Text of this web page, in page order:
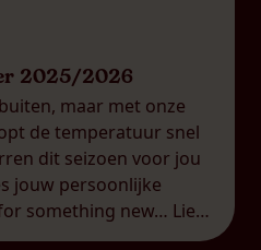
2025/2026
maar met onze
de temperatuur snel
dit seizoen voor jou
jouw persoonlijke
something new… Lieve
net een stap voor op